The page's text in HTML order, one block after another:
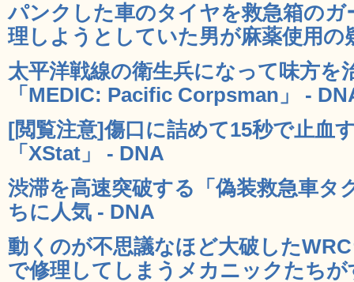
パンクした車のタイヤを救急箱の
理しようとしていた男が麻薬使用の
太平洋戦線の衛生兵になって味方を
「MEDIC: Pacific Corpsman」 -
[閲覧注意]傷口に詰めて15秒で止血
「XStat」 - DNA
渋滞を高速突破する「偽装救急車タ
ちに人気 - DNA
動くのが不思議なほど大破した
で修理してしまうメカニックたち